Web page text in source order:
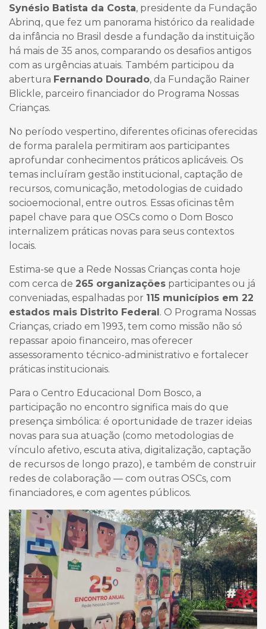
Synésio Batista da Costa, presidente da Fundação
Abrinq, que fez um panorama histórico da realidade
da infância no Brasil desde a fundação da instituição
há mais de 35 anos, comparando os desafios antigos
com as urgências atuais. Também participou da
abertura Fernando Dourado, da Fundação Rainer
Blickle, parceiro financiador do Programa Nossas
Crianças.
No período vespertino, diferentes oficinas oferecidas
de forma paralela permitiram aos participantes
aprofundar conhecimentos práticos aplicáveis. Os
temas incluíram gestão institucional, captação de
recursos, comunicação, metodologias de cuidado
socioemocional, entre outros. Essas oficinas têm
papel chave para que OSCs como o Dom Bosco
internalizem práticas novas para seus contextos
locais.
Estima-se que a Rede Nossas Crianças conta hoje
com cerca de 265 organizações participantes ou já
conveniadas, espalhadas por 115 municípios em 22
estados mais Distrito Federal. O Programa Nossas
Crianças, criado em 1993, tem como missão não só
repassar apoio financeiro, mas oferecer
assessoramento técnico-administrativo e fortalecer
práticas institucionais.
Para o Centro Educacional Dom Bosco, a
participação no encontro significa mais do que
presença simbólica: é oportunidade de trazer ideias
novas para sua atuação (como metodologias de
vínculo afetivo, escuta ativa, digitalização, captação
de recursos de longo prazo), e também de construir
redes de colaboração — com outras OSCs, com
financiadores, e com agentes públicos.